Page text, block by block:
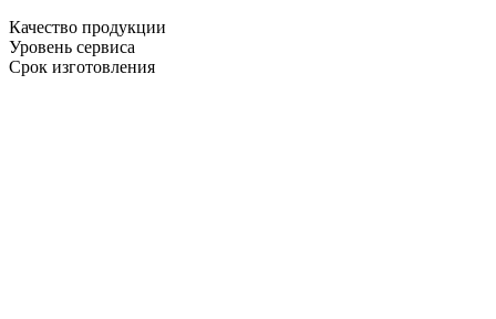
Качество продукции
Уровень сервиса
Срок изготовления